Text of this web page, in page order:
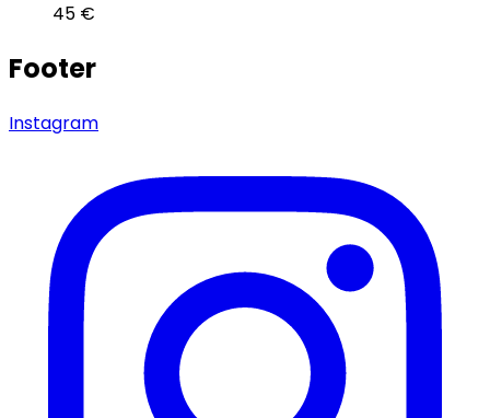
45 €
Footer
Instagram